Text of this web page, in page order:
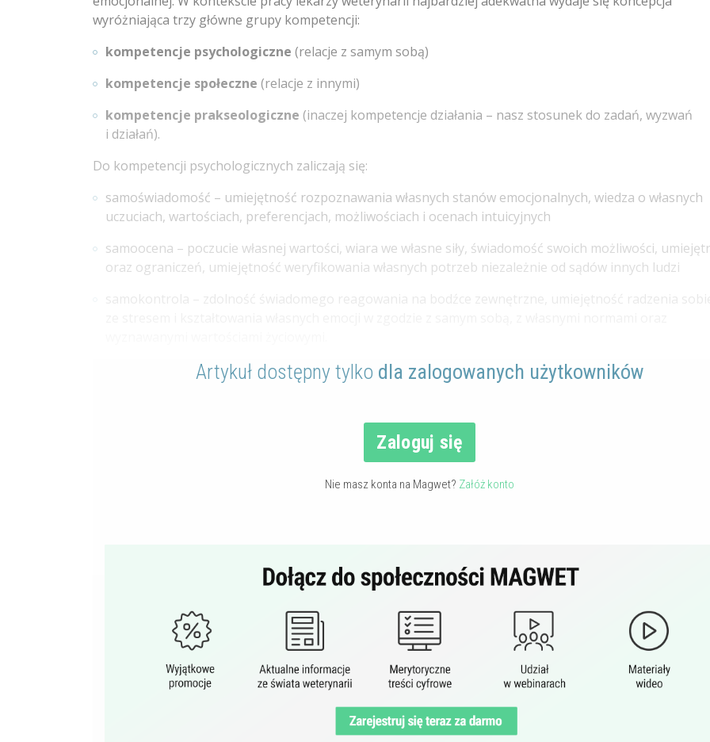
wyróżniająca trzy główne grupy kompetencji:
kompetencje psychologiczne (relacje z samym sobą)
kompetencje społeczne (relacje z innymi)
kompetencje prakseologiczne (inaczej kompetencje działania – nasz stosunek do zadań, wyzwań
i działań).
Do kompetencji psychologicznych zaliczają się:
samoświadomość – umiejętność rozpoznawania włas­nych stanów emocjonalnych, wiedza o własnych
uczuciach, wartościach, preferencjach, możliwościach i ocenach intuicyjnych
samoocena – poczucie własnej wartości, wiara we własne siły, świadomość swoich możliwości,
oraz ograniczeń, umiejętność weryfikowania własnych potrzeb niezależnie od sądów innych ludzi
samokontrola – zdolność świadomego reagowania na bodźce zewnętrzne, umiejętność radzenia
Artykuł dostępny tylko dla zalogowanych użytkowników
Zaloguj się
Nie masz konta na Magwet? Załóż konto